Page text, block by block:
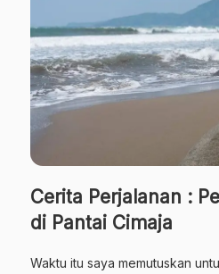
Cerita Perjalanan :
di Pantai Cimaja
Waktu itu saya memutuskan